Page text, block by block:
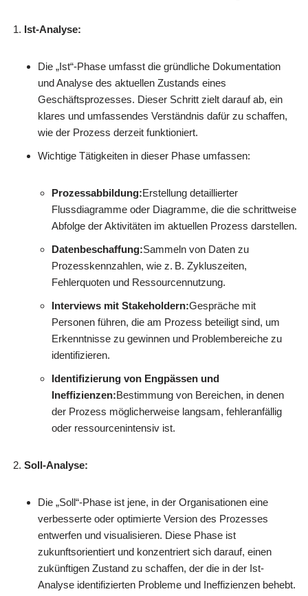
Ist-Analyse:
Die „Ist“-Phase umfasst die gründliche Dokumentation
und Analyse des aktuellen Zustands eines
Geschäftsprozesses. Dieser Schritt zielt darauf ab, ein
klares und umfassendes Verständnis dafür zu schaffen,
wie der Prozess derzeit funktioniert.
Wichtige Tätigkeiten in dieser Phase umfassen:
Prozessabbildung:Erstellung detaillierter
Flussdiagramme oder Diagramme, die die schrittweise
Abfolge der Aktivitäten im aktuellen Prozess darstellen.
Datenbeschaffung:Sammeln von Daten zu
Prozesskennzahlen, wie z. B. Zykluszeiten,
Fehlerquoten und Ressourcennutzung.
Interviews mit Stakeholdern:Gespräche mit
Personen führen, die am Prozess beteiligt sind, um
Erkenntnisse zu gewinnen und Problembereiche zu
identifizieren.
Identifizierung von Engpässen und
Ineffizienzen:Bestimmung von Bereichen, in denen
der Prozess möglicherweise langsam, fehleranfällig
oder ressourcenintensiv ist.
Soll-Analyse:
Die „Soll“-Phase ist jene, in der Organisationen eine
verbesserte oder optimierte Version des Prozesses
entwerfen und visualisieren. Diese Phase ist
zukunftsorientiert und konzentriert sich darauf, einen
zukünftigen Zustand zu schaffen, der die in der Ist-
Analyse identifizierten Probleme und Ineffizienzen behebt.